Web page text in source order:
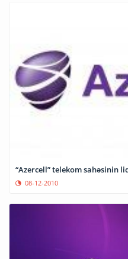
“Azercell” telekom sahəsinin
08-12-2010